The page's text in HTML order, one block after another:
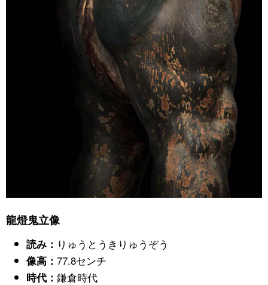
龍燈鬼立像
読み： りゅうとうきりゅうぞう
像高： 77.8センチ
時代： 鎌倉時代